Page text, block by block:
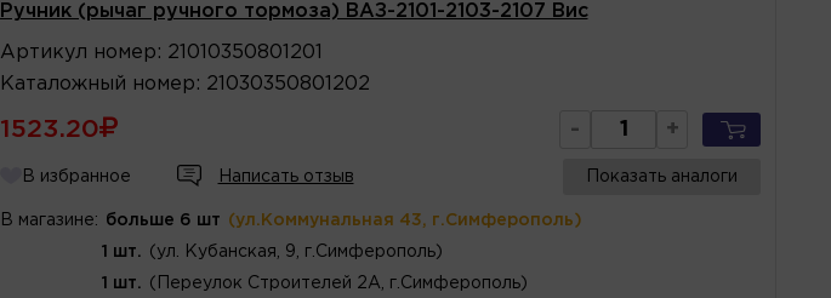
Ручник (рычаг ручного тормоза) ВАЗ-2101-2103-2107 Вис
Артикул номер : 21010350801201
Каталожный номер : 21030350801202
1523.20 - +
В избранное Написать отзыв Показать аналоги
В магазине: больше 6 шт (ул.Коммунальная 43, г.Симферополь)
1 шт. (ул. Кубанская, 9, г.Симферополь)
1 шт. (Переулок Строителей 2А, г.Симферополь)